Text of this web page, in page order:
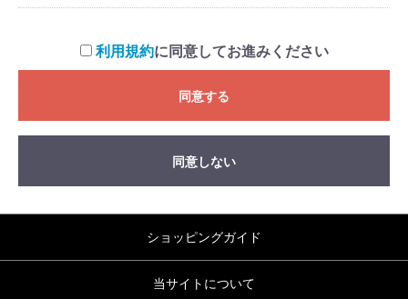
利用規約に同意してお進みください
同意する
同意しない
ショッピングガイド
当サイトについて